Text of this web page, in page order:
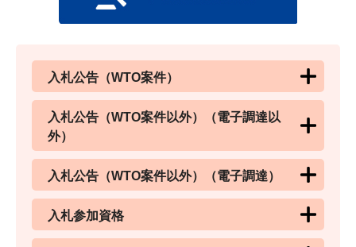
入札公告（WTO案件）
入札公告（WTO案件以外）（電子調達以
外）
入札公告（WTO案件以外）（電子調達）
入札参加資格